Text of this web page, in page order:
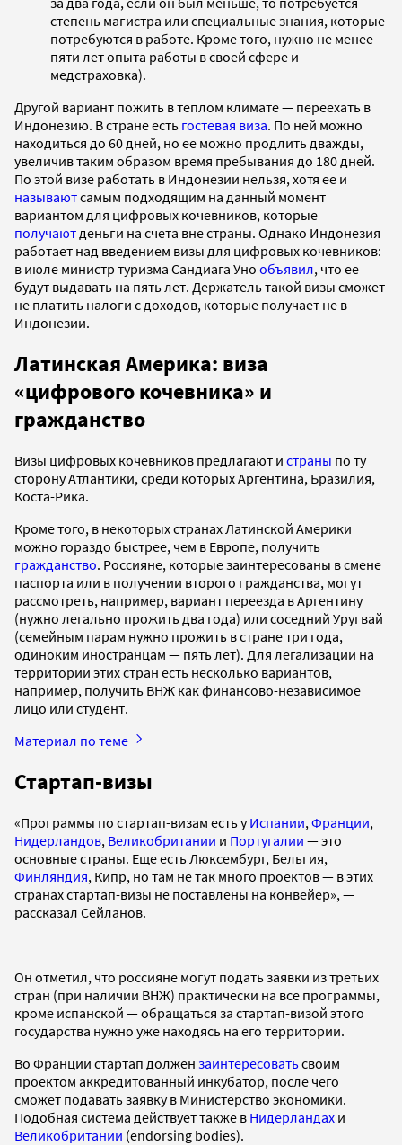
степень магистра или специальные знания, которые
потребуются в работе. Кроме того, нужно не менее
пяти лет опыта работы в своей сфере и
медстраховка).
Другой вариант пожить в теплом климате — переехать в
Индонезию. В стране есть гостевая виза. По ней можно
находиться до 60 дней, но ее можно продлить дважды,
увеличив таким образом время пребывания до 180 дней.
По этой визе работать в Индонезии нельзя, хотя ее и
называютсамым подходящим на данный момент
вариантом для цифровых кочевников, которые
получают деньги на счета вне страны. Однако Индонезия
работает над введением визы для цифровых кочевников:
в июле министр туризма Сандиага Уно объявил, что ее
будут выдавать на пять лет. Держатель такой визы сможет
не платить налоги с доходов, которые получает не в
Индонезии.
Латинская Америка: виза
«цифрового кочевника» и
гражданство
Визы цифровых кочевников предлагают и страны по ту
сторону Атлантики, среди которых Аргентина, Бразилия,
Коста-Рика.
Кроме того, в некоторых странах Латинской Америки
можно гораздо быстрее, чем в Европе, получить
гражданство. Россияне, которые заинтересованы в смене
паспорта или в получении второго гражданства, могут
рассмотреть, например, вариант переезда в Аргентину
(нужно легально прожить два года) или соседний Уругвай
(семейным парам нужно прожить в стране три года,
одиноким иностранцам — пять лет). Для легализации на
территории этих стран есть несколько вариантов,
например, получить ВНЖ как финансово-независимое
лицо или студент.
Материал по теме
Стартап-визы
«Программы по стартап-визам есть уИспании, Франции,
Нидерландов, Великобритании и Португалии — это
основные страны. Еще есть Люксембург, Бельгия,
Финляндия, Кипр, но там не так много проектов — в этих
странах стартап-визы не поставлены на конвейер», —
рассказал Сейланов.
Он отметил, что россияне могут подать заявки из третьих
стран (при наличии ВНЖ) практически на все программы,
кроме испанской — обращаться за стартап-визой этого
государства нужно уже находясь на его территории.
Во Франции стартап должен заинтересоватьсвоим
проектом аккредитованный инкубатор, после чего
сможет подавать заявку в Министерство экономики.
Подобная система действует также в Нидерландах и
Великобритании (endorsing bodies).